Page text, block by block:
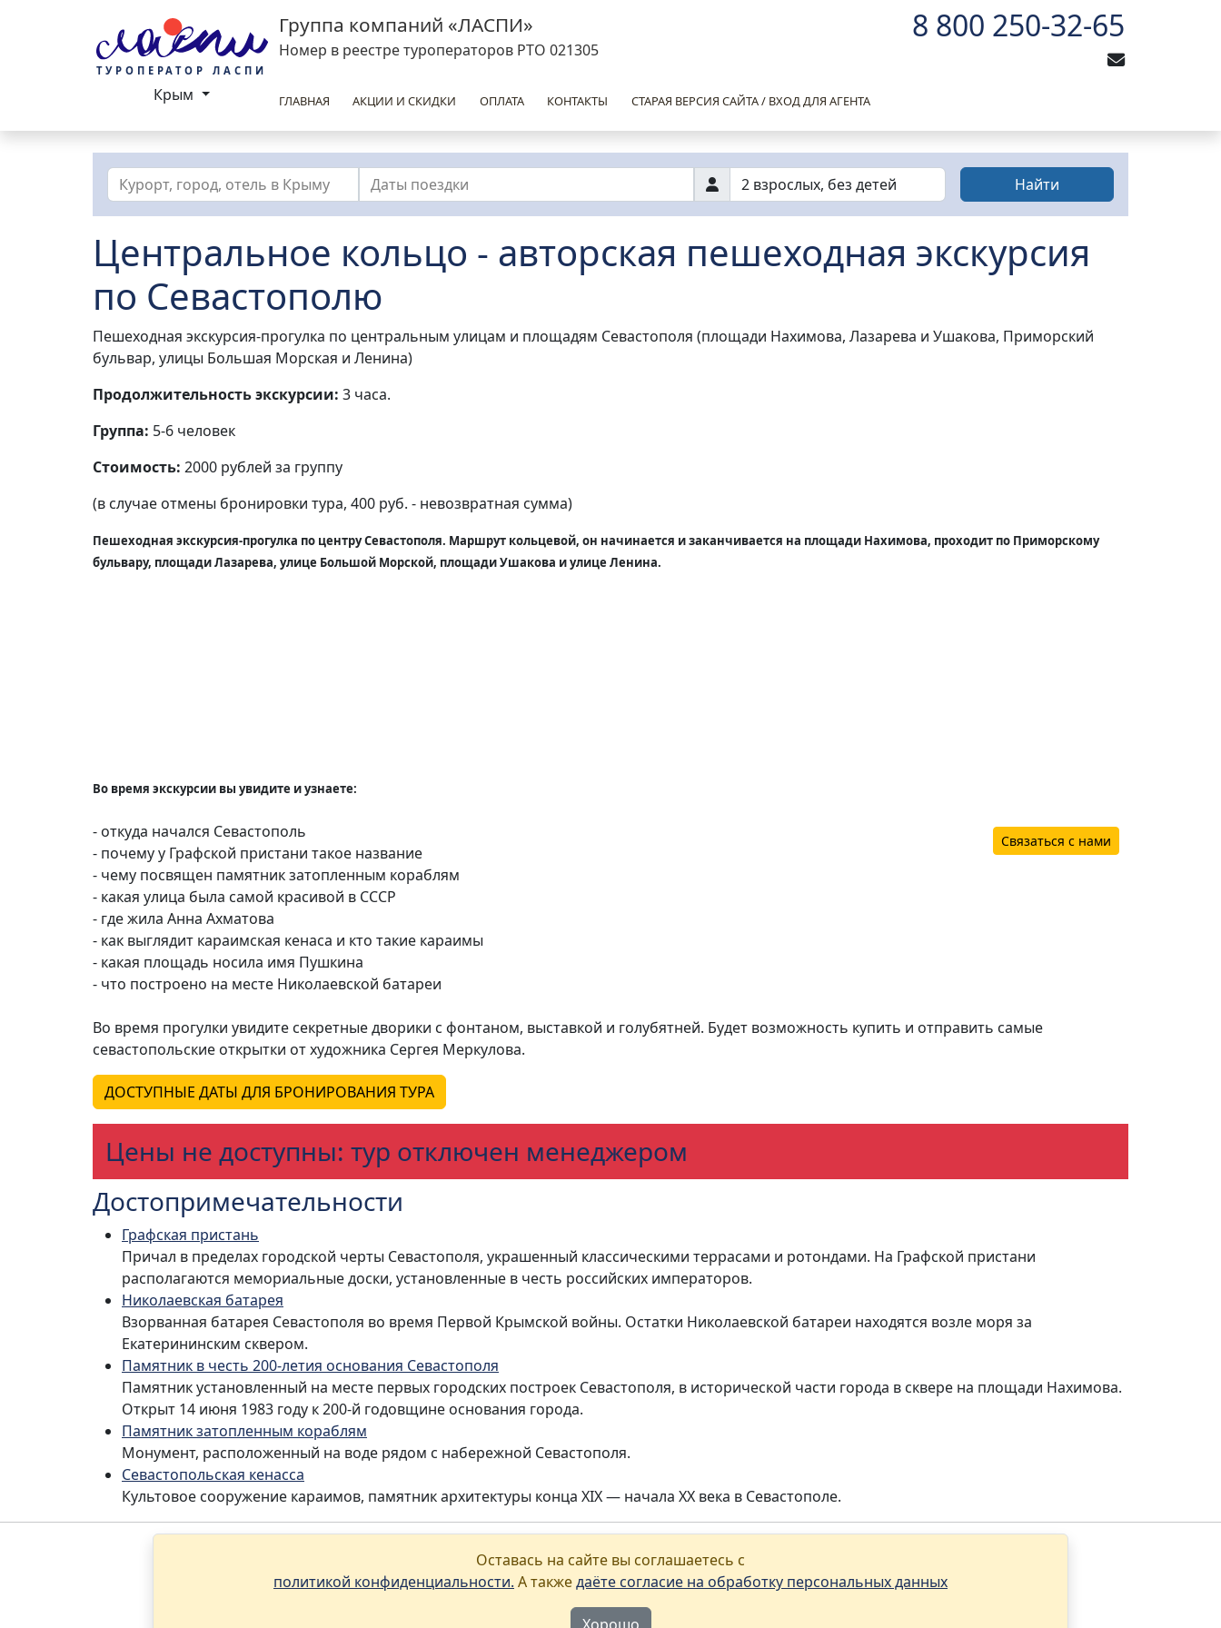
ТУРОПЕРАТОР ЛАСПИ
Крым
Группа компаний «ЛАСПИ»
Номер в реестре туроператоров РТО 021305
8 800 250-32-65
ГЛАВНАЯ АКЦИИ И СКИДКИ ОПЛАТА КОНТАКТЫ СТАРАЯ ВЕРСИЯ САЙТА / ВХОД ДЛЯ АГЕНТА
Курорт, город, отель в Крыму Даты поездки 2 взрослых, без детей Найти
Центральное кольцо - авторская пешеходная экскурсия
по Севастополю
Пешеходная экскурсия-прогулка по центральным улицам и площадям Севастополя (площади Нахимова, Лазарева и Ушакова, Приморский
бульвар, улицы Большая Морская и Ленина)
Продолжительность экскурсии: 3 часа.
Группа: 5-6 человек
Стоимость: 2000 рублей за группу
(в случае отмены бронировки тура, 400 руб. - невозвратная сумма)
Пешеходная экскурсия-прогулка по центру Севастополя. Маршрут кольцевой, он начинается и заканчивается на площади Нахимова, проходит по Приморскому
бульвару, площади Лазарева, улице Большой Морской, площади Ушакова и улице Ленина.
Во время экскурсии вы увидите и узнаете:
- откуда начался Севастополь
- почему у Графской пристани такое название
- чему посвящен памятник затопленным кораблям
- какая улица была самой красивой в СССР
- где жила Анна Ахматова
- как выглядит караимская кенаса и кто такие караимы
- какая площадь носила имя Пушкина
- что построено на месте Николаевской батареи
Во время прогулки увидите секретные дворики с фонтаном, выставкой и голубятней. Будет возможность купить и отправить самые
севастопольские открытки от художника Сергея Меркулова.
ДОСТУПНЫЕ ДАТЫ ДЛЯ БРОНИРОВАНИЯ ТУРА
Цены не доступны: тур отключен менеджером
Достопримечательности
Графская пристань
Причал в пределах городской черты Севастополя, украшенный классическими террасами и ротондами. На Графской пристани
располагаются мемориальные доски, установленные в честь российских императоров.
Николаевская батарея
Взорванная батарея Севастополя во время Первой Крымской войны. Остатки Николаевской батареи находятся возле моря за
Екатерининским сквером.
Памятник в честь 200-летия основания Севастополя
Памятник установленный на месте первых городских построек Севастополя, в исторической части города в сквере на площади Нахимова.
Открыт 14 июня 1983 году к 200-й годовщине основания города.
Памятник затопленным кораблям
Монумент, расположенный на воде рядом с набережной Севастополя.
Севастопольская кенасса
Культовое сооружение караимов, памятник архитектуры конца XIX — начала XX века в Севастополе.
Ласпи в реестре туроператоров РТО 021305
Связаться с нами
Наша политика в отношении хранения и обработки персональных данных
Оставась на сайте вы соглашаетесь с
политикой конфиденциальности. А такжедаёте согласие на обработку персональных данных